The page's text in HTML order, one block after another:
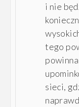
i nie
tego
sieci,